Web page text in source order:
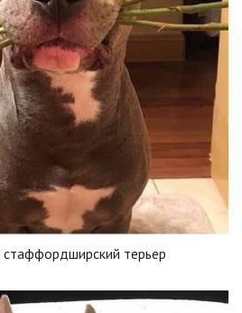
стаффордширский терьер